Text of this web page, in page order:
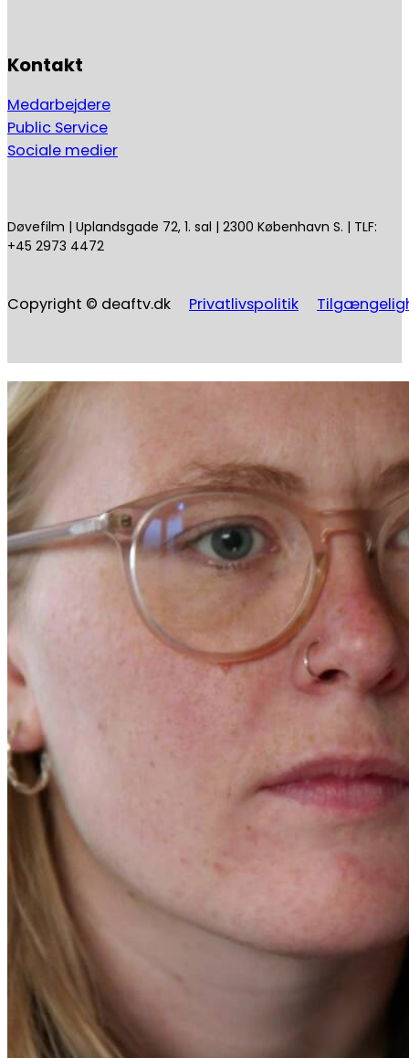
Kontakt
Medarbejdere
Public Service
Sociale medier
Døvefilm | Uplandsgade 72, 1. sal | 2300 København S. | TLF:
+45 2973 4472
Copyright © deaftv.dk Privatlivspolitik